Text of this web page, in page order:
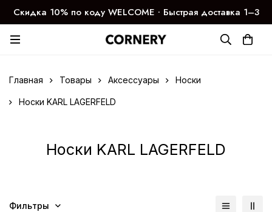
Скидка 10% по коду WELCOME ∙ Быстрая доставка 1–3
дня
Главная Товары Аксессуары Носки
Носки KARL LAGERFELD
Носки KARL LAGERFELD
Фильтры